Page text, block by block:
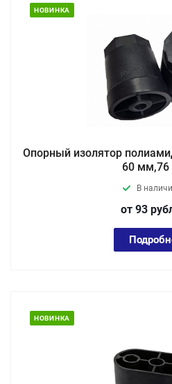
НОВИНКА
Опорный изолятор
60
В
от 93 руб
НОВИНКА